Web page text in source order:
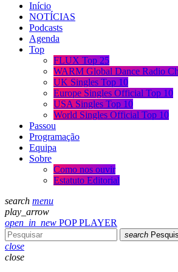
Início
NOTÍCIAS
Podcasts
Agenda
Top
FLUX Top 25
WARM Global Dance Radio
UK Singles Top 10
Europe Singles Official Top 10
USA Singles Top 10
World Singles Official Top 10
Passou
Programação
Equipa
Sobre
Como nos ouvir
Estatuto Editorial
search menu
play_arrow
open_in_new POP PLAYER
search
close
close